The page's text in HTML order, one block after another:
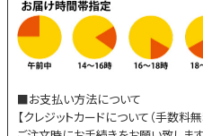
■お支払い方法について
【クレジットカードについて（手数料無